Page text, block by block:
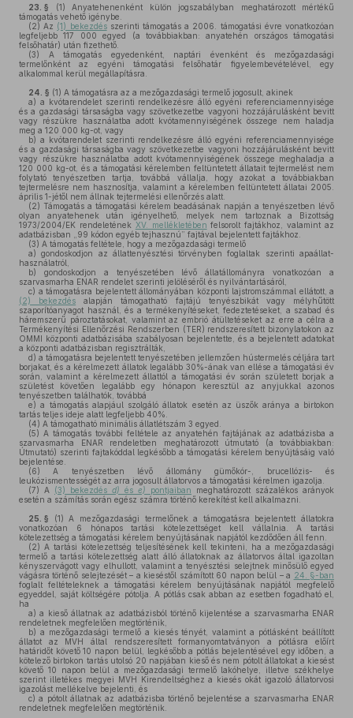
23. § (1) Anyatehenenként külön jogszabályban meghatározott mértékű
támogatás vehető igénybe.
(2) Az (1) bekezdésszerinti támogatás a 2006. támogatási évre vonatkozóan
legfeljebb 117 000 egyed (a továbbiakban: anyatehén országos támogatási
felsőhatár) után fizethető.
(3) A támogatás egyedenként, naptári évenként és mezőgazdasági
termelőnként az egyéni támogatási felsőhatár figyelembevételével, egy
alkalommal kerül megállapításra.
24. § (1) A támogatásra az a mezőgazdasági termelő jogosult, akinek
a) a kvótarendelet szerinti rendelkezésre álló egyéni referenciamennyisége
és a gazdasági társaságba vagy szövetkezetbe vagyoni hozzájárulásként bevitt
vagy részükre használatba adott kvótamennyiségének összege nem haladja
meg a 120 000 kg-ot, vagy
b) a kvótarendelet szerinti rendelkezésre álló egyéni referenciamennyisége
és a gazdasági társaságba vagy szövetkezetbe vagyoni hozzájárulásként bevitt
vagy részükre használatba adott kvótamennyiségének összege meghaladja a
120 000 kg-ot, és a támogatási kérelemben feltüntetett állatait tejtermelést nem
folytató tenyészetben tartja, továbbá vállalja, hogy azokat a továbbiakban
tejtermelésre nem hasznosítja, valamint a kérelemben feltüntetett állatai 2005.
április 1-jétől nem állnak tejtermelési ellenőrzés alatt.
(2) Támogatás a támogatási kérelem beadásának napján a tenyészetben lévő
olyan anyatehenek után igényelhető, melyek nem tartoznak a Bizottság
1973/2004/EK rendeletének XV. mellékletében felsorolt fajtákhoz, valamint az
adatbázisban „99 kódon egyéb tejhasznú” fajtával bejelentett fajtákhoz.
(3) A támogatás feltétele, hogy a mezőgazdasági termelő
a) gondoskodjon az állattenyésztési törvényben foglaltak szerinti apaállat-
használatról,
b) gondoskodjon a tenyészetében lévő állatállományra vonatkozóan a
szarvasmarha ENAR rendelet szerinti jelöléséről és nyilvántartásáról,
c) a támogatásra bejelentett állományában központi lajstromszámmal ellátott, a
(2) bekezdés alapján támogatható fajtájú tenyészbikát vagy mélyhűtött
szaporítóanyagot használ, és a termékenyítéseket, fedeztetéseket, a szabad és
háremszerű pároztatásokat, valamint az embrió átültetéseket az erre a célra a
Termékenyítési Ellenőrzési Rendszerben (TER) rendszeresített bizonylatokon az
OMMI központi adatbázisába szabályosan bejelentette, és a bejelentett adatokat
a központi adatbázisban regisztrálták,
d) a támogatásra bejelentett tenyészetében jellemzően hústermelés céljára tart
borjakat, és a kérelmezett állatok legalább 30%-ának van ellése a támogatási év
során, valamint a kérelmezett állattól a támogatási év során született borjak a
születést követően legalább egy hónapon keresztül az anyjukkal azonos
tenyészetben találhatók, továbbá
e) a támogatás alapjául szolgáló állatok esetén az üszők aránya a birtokon
tartás teljes ideje alatt legfeljebb 40%.
(4) A támogatható minimális állatlétszám 3 egyed.
(5) A támogatás további feltétele az anyatehén fajtájának az adatbázisba a
szarvasmarha ENAR rendeletben meghatározott útmutató (a továbbiakban:
Útmutató) szerinti fajtakóddal legkésőbb a támogatási kérelem benyújtásáig való
bejelentése.
(6) A tenyészetben lévő állomány gümőkór-, brucellózis- és
leukózismentességét az arra jogosult állatorvos a támogatási kérelmen igazolja.
(7) A (3) bekezdés d) és e) pontjaiban meghatározott százalékos arányok
esetén a számítás során egész számra történő kerekítést kell alkalmazni.
25. § (1) A mezőgazdasági termelőnek a támogatásra bejelentett állatokra
vonatkozóan 6 hónapos tartási kötelezettséget kell vállalnia. A tartási
kötelezettség a támogatási kérelem benyújtásának napjától kezdődően áll fenn.
(2) A tartási kötelezettség teljesítésének kell tekinteni, ha a mezőgazdasági
termelő a tartási kötelezettség alatt álló állatoknak az állatorvos által igazoltan
kényszervágott vagy elhullott, valamint a tenyésztési selejtnek minősülő egyed
vágásra történő selejtezését – a kieséstől számított 60 napon belül – a 24. §-ban
foglalt feltételeknek a támogatási kérelem benyújtásának napjától megfelelő
egyeddel, saját költségére pótolja. A pótlás csak abban az esetben fogadható el,
ha
a) a kieső állatnak az adatbázisból történő kijelentése a szarvasmarha ENAR
rendeletnek megfelelően megtörténik,
b) a mezőgazdasági termelő a kiesés tényét, valamint a pótlásként beállított
állatot az MVH által rendszeresített formanyomtatványon a pótlásra előírt
határidőt követő 10 napon belül, legkésőbb a pótlás bejelentésével egy időben, a
kötelező birtokon tartás utolsó 20 napjában kieső és nem pótolt állatokat a kiesést
követő 10 napon belül a mezőgazdasági termelő lakóhelye, illetve székhelye
szerint illetékes megyei MVH Kirendeltséghez a kiesés okát igazoló állatorvosi
igazolást mellékelve bejelenti, és
c) a pótolt állatnak az adatbázisba történő bejelentése a szarvasmarha ENAR
rendeletnek megfelelően megtörténik.